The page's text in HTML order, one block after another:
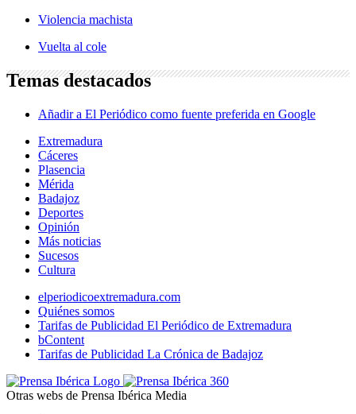
Violencia machista
Vuelta al cole
Temas destacados
Añadir a El Periódico como fuente preferida en Google
Extremadura
Cáceres
Plasencia
Mérida
Badajoz
Deportes
Opinión
Más noticias
Sucesos
Cultura
elperiodicoextremadura.com
Quiénes somos
Tarifas de Publicidad El Periódico de Extremadura
bContent
Tarifas de Publicidad La Crónica de Badajoz
Otras webs de Prensa Ibérica Media